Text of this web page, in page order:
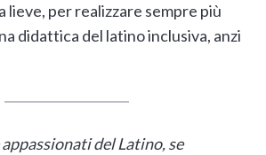
lieve, per realizzare sempre più
didattica del latino inclusiva, anzi
del Latino, se